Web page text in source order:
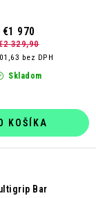
Skladom
bez DPH
€1 970
329,90
KOŠÍKA
Bar